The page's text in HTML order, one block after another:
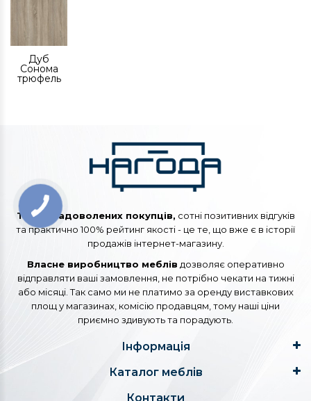
Дуб
Сонома
трюфель
Тисячі задоволених покупців, сотні позитивних відгуків
та практично 100% рейтинг якості - це те, що вже є в історії
продажів інтернет-магазину.
Власне виробництво меблів дозволяє оперативно
відправляти ваші замовлення, не потрібно чекати на тижні
або місяці. Так само ми не платимо за оренду виставкових
площ у магазинах, комісію продавцям, тому наші ціни
приємно здивують та порадують.
Інформація
Каталог меблів
Контакти